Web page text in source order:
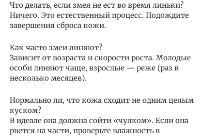
Что делать, если змея не ест во время линьки?
Ничего. Это естественный процесс. Подождите
завершения сброса кожи.
Как часто змеи линяют?
Зависит от возраста и скорости роста. Молодые
особи линяют чаще, взрослые — реже (раз в
несколько месяцев).
Нормально ли, что кожа сходит не одним целым
куском?
В идеале она должна сойти «чулком». Если она
рвется на части, проверьте влажность в